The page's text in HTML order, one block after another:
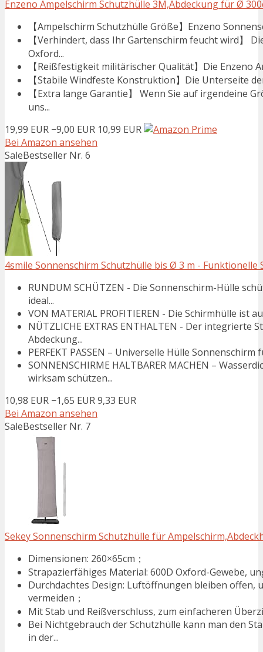
Enzeno Ampelschirm Schutzhülle 3M,Abdeckung für Ø
【Ampelschirm Schutzhülle Größe】Enzeno
【Verhindert, dass Ihr Gartenschirm feucht wird】
Oxford...
【Reißfestigkeit militärischer Qualität】Die Enzeno
【Stabile Windfeste Konstruktion】Die Unterseite
【Extra lange Garantie】 Wenn Sie auf irgendeine
uns...
19,99 EUR −9,00 EUR 10,99 EUR
Bei Amazon ansehen
SaleBestseller Nr. 6
4smile Sonnenschirm Schutzhülle bis Ø 3 m - Funktionelle
RUNDUM SCHÜTZEN - Die Sonnenschirm-Hülle
ideal...
VON MATERIAL PROFITIEREN - Die Schirmhülle
NÜTZLICHE EXTRAS ENTHALTEN - Der
Abdeckung...
PERFEKT PASSEN – Universelle Hülle
SONNENSCHIRME HALTBARER MACHEN –
wirksam schützen...
10,98 EUR −1,65 EUR9,33 EUR
Bei Amazon ansehen
SaleBestseller Nr. 7
Sekey Sonnenschirm Schutzhülle für
Dimensionen: 260×65cm；
Strapazierfähiges Material: 600D Oxford-Gewebe,
Durchdachtes Design: Luftöffnungen bleiben offen,
vermeiden；
Mit Stab und Reißverschluss, zum einfacheren
Bei Nichtgebrauch der Schutzhülle kann man den
in der...